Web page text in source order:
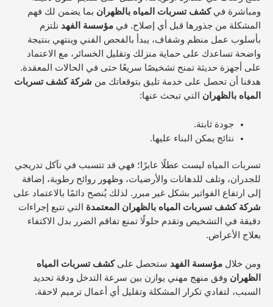
ومباشرة فيكشف تسربات المياه بالظهران بما يضمن لك فهم
المشكلة من جذورها قبل أي إصلاح. في مؤسسة الفهد نلتزم
بأسلوب عمل منظم وشفاف، يبدأ بالفحص الفني وينتهي بنتيجة
واضحة تساعدك على حماية منزلك وتقليل الخسائر، مع الاعتماد
على أجهزة حديثة تمنح تشخيصًا سريعًا حتى في الحالات المعقدة.
هدفنا أن تحصل على خدمة تليق بتوقعاتك من شركة كشف تسربات
المياه بالظهران التي تبحث عنها:
جودة ثابتة.
نتائج يمكن البناء عليها.
تسربات المياه ليست عطلًا عابرًا؛ فهي قد تتسبب في تآكل تدريجي
للجدران، وتلف للدهانات والأرضيات، وظهور روائح رطوبة، إضافة
إلى ارتفاع الفواتير بشكل غير مبرر. لذلك يُنصح دائمًا بالاعتماد على
شركة كشف تسربات المياه بالظهران المعتمدة التي تتبع إجراءات
دقيقة في التشخيص وتقدم حلولًا تمنع تفاقم الضرر بدل الاكتفاء
بعلاج الأعراض.
ومن خلال مؤسسة الفهد ستحصل علىكشف تسربات المياه
الظهران وفق منهج مهني يوازن بين سرعة التدخل ودقة تحديد
السبب، لتفادي تكرار المشكلة وتقليل أي أعمال ترميم لاحقة.